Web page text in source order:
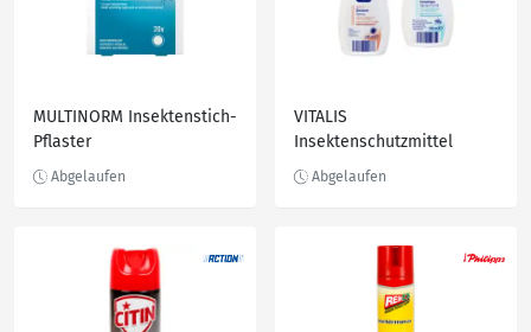
MULTINORM Insektenstich-
Pflaster
VITALIS
Insektenschutzmittel